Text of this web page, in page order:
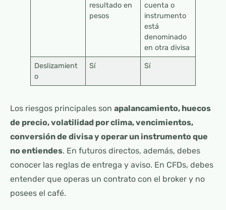
resultado en
pesos
cuenta o
instrumento
está
denominado
en otra divisa
Deslizamient
o
Sí Sí
Los riesgos principales son apalancamiento, huecos
de precio, volatilidad por clima, vencimientos,
conversión de divisa y operar un instrumento que
no entiendes. En futuros directos, además, debes
conocer las reglas de entrega y aviso. En CFDs, debes
entender que operas un contrato con el broker y no
posees el café.